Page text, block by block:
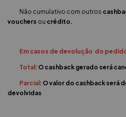
Não cumulativo com outros
vouchers ou crédito.
Em casos de devolução do
Total: O cashback gerado será
Parcial: O valor do cashback será
devolvidas